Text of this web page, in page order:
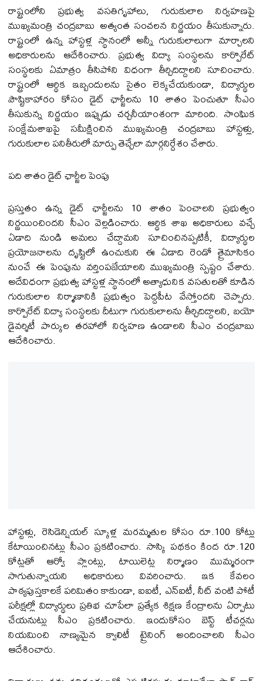
రాష్ట్రంలోని ప్రభుత్వ వసతిగృహాలు, గురుకులాల నిర్వహణపై
ముఖ్యమంత్రి చంద్రబాబు అత్యంత సంచలన నిర్ణయం తీసుకున్నారు.
రాష్ట్రంలో ఉన్న హాస్టళ్ల స్థానంలో అన్నీ గురుకులాలుగా మార్చాలని
అధికారులను ఆదేశించారు. ప్రభుత్వ విద్యా సంస్థలను కార్పొరేట్
సంస్థలకు ఏమాత్రం తీసిపోని విధంగా తీర్చిదిద్దాలని సూచించారు.
రాష్ట్రంలో ఆర్థిక ఇబ్బందులను సైతం లెక్కచేయకుండా, విద్యార్థుల
పౌష్టికాహారం కోసం డైట్ ఛార్జీలను 10 శాతం పెంచుతూ సీఎం
తీసుకున్న నిర్ణయం ఇప్పుడు చర్చనీయాంశంగా మారింది. సాంఘిక
సంక్షేమశాఖపై సమీక్షించిన ముఖ్యమంత్రి చంద్రబాబు హాస్టళ్లు,
గురుకులాల పనితీరులో మార్పు తెచ్చేలా మార్గనిర్దేశం చేశారు.
పది శాతం డైట్ ఛార్జీల పెంపు
ప్రస్తుతం ఉన్న డైట్ ఛార్జీలను 10 శాతం పెంచాలని ప్రభుత్వం
నిర్ణయించిందని సీఎం వెల్లడించారు. ఆర్థిక శాఖ అధికారులు వచ్చే
ఏడాది నుండి అమలు చేద్దామని సూచించినప్పటికీ, విద్యార్థుల
ప్రయోజనాలను దృష్టిలో ఉంచుకుని ఈ ఏడాది రెండో త్రైమాసికం
నుంచే ఈ పెంపును వర్తింపజేయాలని ముఖ్యమంత్రి స్పష్టం చేశారు.
అదేవిధంగా ప్రభుత్వ హాస్టళ్ల స్థానంలో అత్యాధునిక వసతులతో కూడిన
గురుకులాల నిర్మాణానికి ప్రభుత్వం పెద్దపీట వేస్తోందని చెప్పారు.
కార్పొరేట్ విద్యా సంస్థలకు దీటుగా గురుకులాలను తీర్చిదిద్దాలని, బయో
డైవర్శిటీ పార్కుల తరహాలో నిర్వహణ ఉండాలని సీఎం చంద్రబాబు
ఆదేశించారు.
హాస్టళ్లు, రెసిడెన్షియల్ స్కూళ్ల మరమ్మతుల కోసం రూ.100 కోట్లు
కేటాయించినట్లు సీఎం ప్రకటించారు. సాస్కి పథకం కింద రూ.120
కోట్లతో ఆర్వో ప్లాంట్లు, టాయిలెట్ల నిర్మాణం ముమ్మరంగా
సాగుతున్నాయని అధికారులు వివరించారు. ఇక కేవలం
పాఠ్యపుస్తకాలకే పరిమితం కాకుండా, ఐఐటీ, ఎన్ఐటీ, నీట్ వంటి పోటీ
పరీక్షల్లో విద్యార్థులు ప్రతిభ చూపేలా ప్రత్యేక శిక్షణ కేంద్రాలను ఏర్పాటు
చేయనుట్లు సీఎం ప్రకటించారు. ఇందుకోసం బెస్ట్ టీచర్లను
నియమించి నాణ్యమైన క్వాలిటీ ట్రైనింగ్ అందించాలని సీఎం
ఆదేశించారు.